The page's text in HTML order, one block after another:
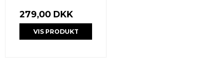
279,00 DKK
VIS PRODUKT